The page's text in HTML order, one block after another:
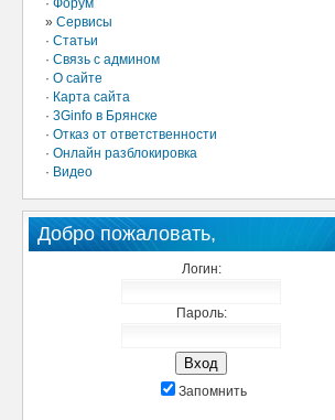
· Форум
» Сервисы
· Статьи
· Связь с админом
· О сайте
· Карта сайта
· 3Ginfo в Брянске
· Отказ от ответственности
· Онлайн разблокировка
· Видео
Добро пожаловать,
Логин:
Пароль:
Запомнить